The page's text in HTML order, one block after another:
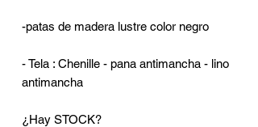
-patas de madera lustre color negro
- Tela : Chenille - pana antimancha - lino
antimancha
¿Hay STOCK?